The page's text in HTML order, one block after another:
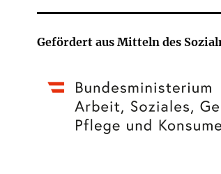
Gefördert aus Mitteln des